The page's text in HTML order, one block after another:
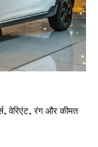
वेरिएंट, रंग और कीमत